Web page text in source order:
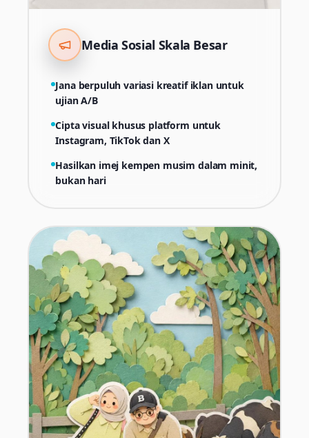
Media Sosial Skala Besar
Jana berpuluh variasi kreatif iklan untuk
ujian A/B
Cipta visual khusus platform untuk
Instagram, TikTok dan X
Hasilkan imej kempen musim dalam minit,
bukan hari